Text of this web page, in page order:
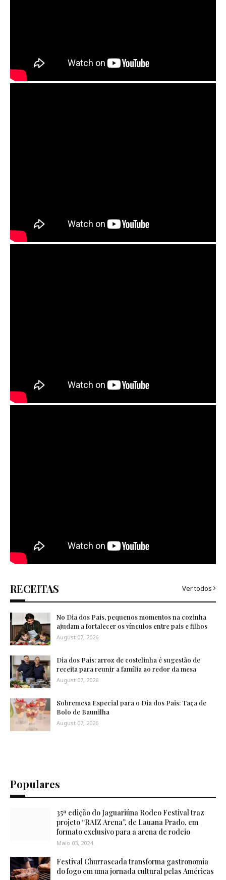
RECEITAS Ver todos
No Dia dos Pais, pequenos momentos na cozinha
ajudam a fortalecer os vínculos entre pais e filhos
August 07, 2026
Dia dos Pais: arroz de costelinha é sugestão de
receita para reunir a família ao redor da mesa
August 07, 2026
Sobremesa Especial para o Dia dos Pais: Taça de
Bolo de Baunilha
August 07, 2026
Populares
35ª edição do Jaguariúna Rodeo Festival traz
projeto “RAIZ Arena”, de Lauana Prado, em
formato exclusivo para a arena de rodeio
Maio 03, 2024
Festival Churrascada transforma gastronomia
do fogo em uma jornada cultural pelas Américas